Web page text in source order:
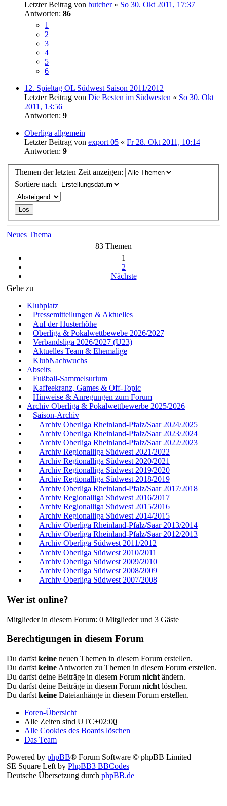
Letzter Beitrag von butcher« So 30. Okt 2011, 17:37
Antworten: 86
1
2
3
4
5
6
12. Spieltag OL Südwest Saison 2011/2012
Letzter Beitrag von Die Besten im Südwesten « So 30. Okt
2011, 13:56
Antworten: 9
Oberliga allgemein
Letzter Beitrag von export 05 « Fr 28. Okt 2011, 10:14
Antworten: 9
Themen der letzten Zeit anzeigen:
Sortiere nach
Neues Thema
83 Themen
1
2
Nächste
Gehe zu
Klubplatz
Pressemitteilungen & Aktuelles
Auf der Husterhöhe
Oberliga & Pokalwettbewebe 2026/2027
Verbandsliga 2026/2027 (U23)
Aktuelles Team & Ehemalige
KlubNachwuchs
Abseits
Fußball-Sammelsurium
Kaffeekranz, Games & Off-Topic
Hinweise & Anregungen zum Forum
Archiv Oberliga & Pokalwettbewerbe 2025/2026
Saison-Archiv
Archiv Oberliga Rheinland-Pfalz/Saar 2024/2025
Archiv Oberliga Rheinland-Pfalz/Saar 2023/2024
Archiv Oberliga Rheinland-Pfalz/Saar 2022/2023
Archiv Regionalliga Südwest 2021/2022
Archiv Regionalliga Südwest 2020/2021
Archiv Regionalliga Südwest 2019/2020
Archiv Regionalliga Südwest 2018/2019
Archiv Oberliga Rheinland-Pfalz/Saar 2017/2018
Archiv Regionalliga Südwest 2016/2017
Archiv Regionalliga Südwest 2015/2016
Archiv Regionalliga Südwest 2014/2015
Archiv Oberliga Rheinland-Pfalz/Saar 2013/2014
Archiv Oberliga Rheinland-Pfalz/Saar 2012/2013
Archiv Oberliga Südwest 2011/2012
Archiv Oberliga Südwest 2010/2011
Archiv Oberliga Südwest 2009/2010
Archiv Oberliga Südwest 2008/2009
Archiv Oberliga Südwest 2007/2008
Wer ist online?
Mitglieder in diesem Forum: 0 Mitglieder und 3 Gäste
Berechtigungen in diesem Forum
Du darfst keine neuen Themen in diesem Forum erstellen.
Du darfst keine Antworten zu Themen in diesem Forum erstellen.
Du darfst deine Beiträge in diesem Forum nicht ändern.
Du darfst deine Beiträge in diesem Forum nicht löschen.
Du darfst keine Dateianhänge in diesem Forum erstellen.
Foren-Übersicht
Alle Zeiten sind UTC+02:00
Alle Cookies des Boards löschen
Das Team
Powered by phpBB® Forum Software © phpBB Limited
SE Square Left by PhpBB3 BBCodes
Deutsche Übersetzung durch phpBB.de